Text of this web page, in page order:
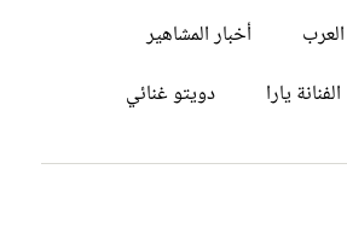
أخبار المشاهير
الفنانة يارا دويتو غنائي